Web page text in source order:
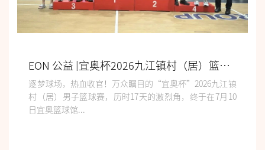
EON 公益 |宜奥杯2026九江镇村（居）篮球赛圆满收官！
逐梦球场，热血收官！万众瞩目的“宜奥杯”2026九江镇
村（居）男子篮球赛，历时17天的激烈角，终于在7月10
日宜奥篮球馆...